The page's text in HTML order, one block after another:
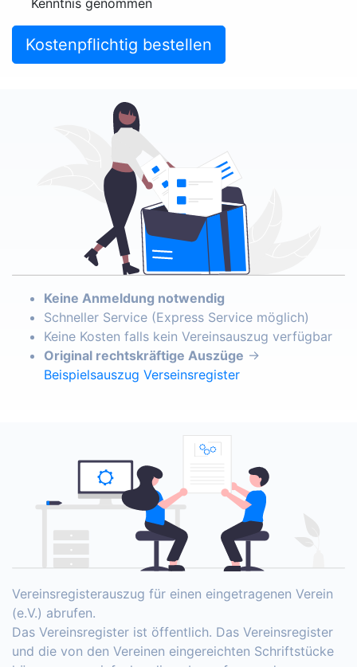
Kenntnis genommen
Kostenpflichtig bestellen
Keine Anmeldung notwendig
Schneller Service (Express Service möglich)
Keine Kosten falls kein Vereinsauszug verfügbar
Original rechtskräftige Auszüge →
Beispielsauszug Verseinsregister
Vereinsregisterauszug für einen eingetragenen Verein
(e.V.) abrufen.
Das Vereinsregister ist öffentlich. Das Vereinsregister
und die von den Vereinen eingereichten Schriftstücke